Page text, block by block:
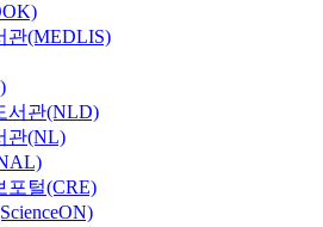
관(MEDLIS)
서관(NLD)
관(NL)
포털(CRE)